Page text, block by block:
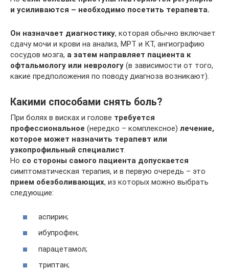
и усиливаются – необходимо посетить терапевта.
Он назначает диагностику, которая обычно включает
сдачу мочи и крови на анализ, МРТ и КТ, ангиографию
сосудов мозга, а затем направляет пациента к
офтальмологу или неврологу (в зависимости от того,
какие предположения по поводу диагноза возникают).
Какими способами снять боль?
При болях в висках и голове требуется
профессиональное (нередко – комплексное) лечение,
которое может назначить терапевт или
узкопрофильный специалист.
Но со стороны самого пациента допускается
симптоматическая терапия, и в первую очередь – это
прием обезболивающих, из которых можно выбрать
следующие:
аспирин;
ибупрофен;
парацетамол;
триптан;